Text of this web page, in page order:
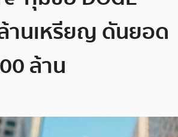
านเหรียญ ดันยอด
ล้าน